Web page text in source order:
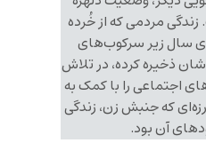
زندگی مردمی که از خُرده
سال زیر سرکوب‌های
ذخیره کرده، در تلاش
اجتماعی را با کمک به
که جنبش زن، زندگی
آن بود.